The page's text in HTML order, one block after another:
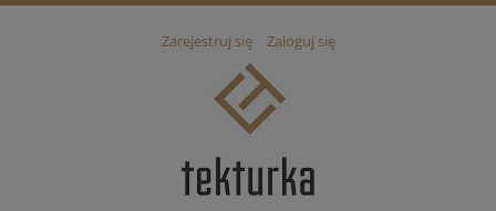
Zarejestruj się Zaloguj się